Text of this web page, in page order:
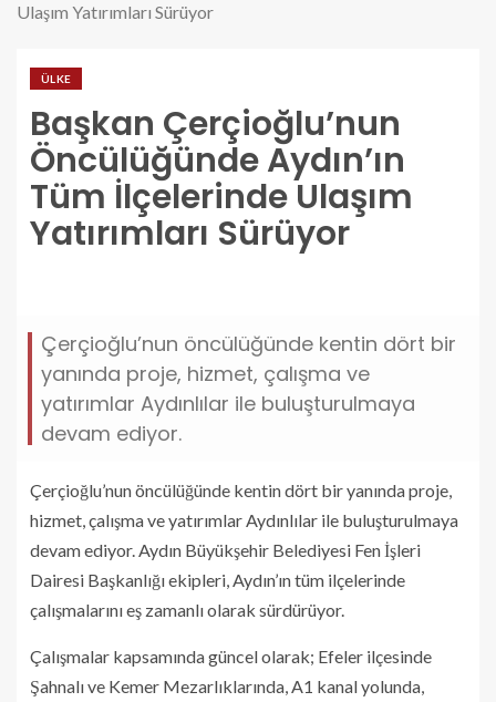
Ulaşım Yatırımları Sürüyor
ÜLKE
Başkan Çerçioğlu’nun
Öncülüğünde Aydın’ın
Tüm İlçelerinde Ulaşım
Yatırımları Sürüyor
baskan-cercioglunun-onculugunde-aydinin-tum-
Çerçioğlu’nun öncülüğünde kentin dört bir
yanında proje, hizmet, çalışma ve
yatırımlar Aydınlılar ile buluşturulmaya
devam ediyor.
Çerçioğlu’nun öncülüğünde kentin dört bir yanında proje,
hizmet, çalışma ve yatırımlar Aydınlılar ile buluşturulmaya
devam ediyor. Aydın Büyükşehir Belediyesi Fen İşleri
Dairesi Başkanlığı ekipleri, Aydın’ın tüm ilçelerinde
çalışmalarını eş zamanlı olarak sürdürüyor.
Çalışmalar kapsamında güncel olarak; Efeler ilçesinde
Şahnalı ve Kemer Mezarlıklarında, A1 kanal yolunda,